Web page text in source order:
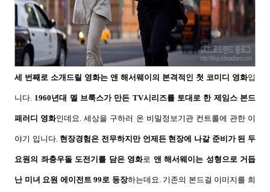
세 번째로 소개드릴 영화는 앤 해서웨이의 본격적인 첫 코미디 영화입
니다. 1960년대 멜 브룩스가 만든 TV시리즈를 토대로 한 제임스 본드
패러디 영화인데요.세상을 구하러 온 비밀정보기관 컨트롤에 관한 이
야기 입니다. 현장경험은 전무하지만 언제든 현장에 나갈 준비가 된 두
요원의 좌충우돌 도전기를 담은 영화로 앤 해서웨이는 성형으로 거듭
난 미녀 요원 에이전트99로 등장하는데요. 기존의 본드걸 이미지를 희